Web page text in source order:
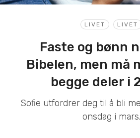
LIVET LIVET
Faste og bønn
Bibelen, men må
begge deler i
Sofie utfordrer deg til å bli
onsdag i mars.